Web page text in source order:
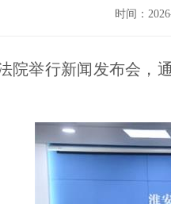
时间：
院举行新闻发布会，